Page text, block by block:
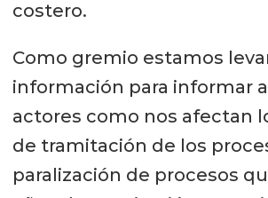
costero.
Como gremio estamos
información para informar
actores como nos afectan
de tramitación de los
paralización de procesos